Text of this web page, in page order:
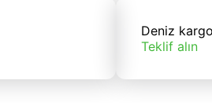
Deniz
Teklif alın